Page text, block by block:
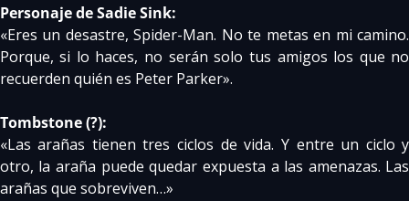
Personaje de Sadie Sink:
«Eres un desastre, Spider-Man. No te metas en mi camino.
Porque, si lo haces, no serán solo tus amigos los que no
recuerden quién es Peter Parker».
Tombstone (?):
«Las arañas tienen tres ciclos de vida. Y entre un ciclo y
otro, la araña puede quedar expuesta a las amenazas. Las
arañas que sobreviven…»